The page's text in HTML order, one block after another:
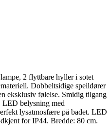
2 flyttbare hyller i sotet
Dobbeltsidige speildører
eksklusiv følelse. Smidig tilgang
LED belysning med
lysatmosfære på badet. LED
for IP44. Bredde: 80 cm.